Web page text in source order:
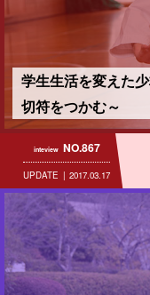
学生生活を変えた
切符をつかむ～
inteview NO.867
UPDATE 2017.03.17